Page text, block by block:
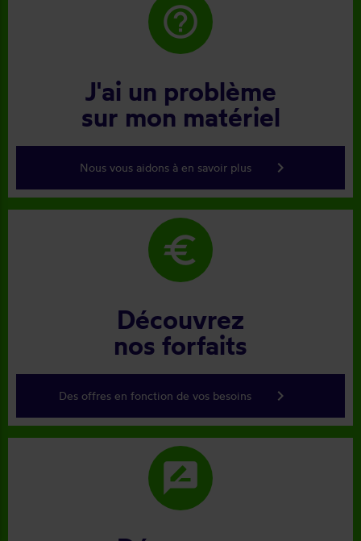
help_outline
J'ai un problème
sur mon matériel
Nous vous aidons à en savoir plus keyboard_arrow_right
euro
Découvrez
nos forfaits
Des offres en fonction de vos besoins keyboard_arrow_right
rate_review